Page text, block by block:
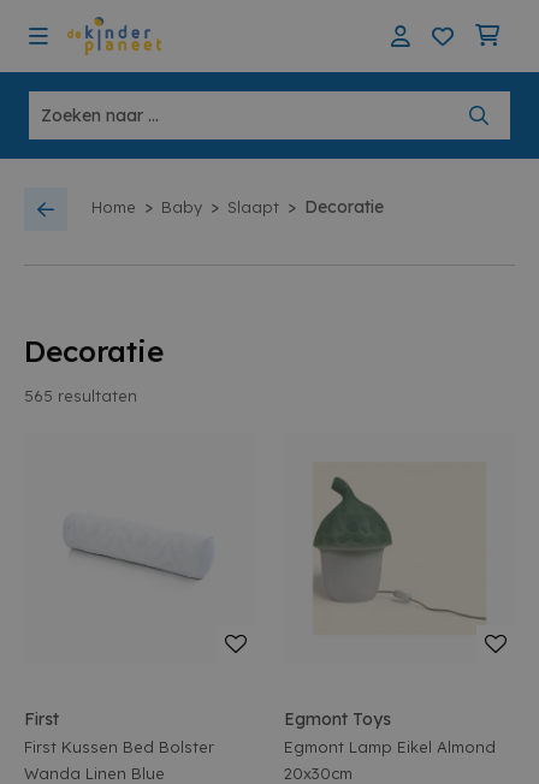
Home > Baby > Slaapt > Decoratie
Decoratie
565 resultaten
First
First Kussen Bed Bolster
Wanda Linen Blue
Egmont Toys
Egmont Lamp Eikel Almond
20x30cm